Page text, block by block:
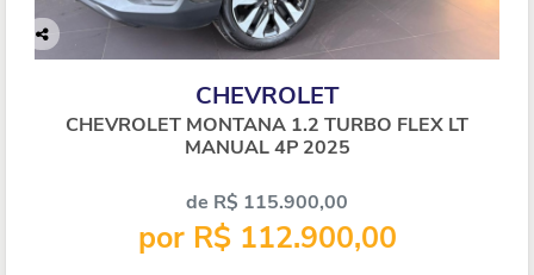
Co
CHEVROLET
CHEVROLET MONTANA 1.2 TURBO FLEX LT
MANUAL 4P 2025
de R$ 115.900,00
por R$ 112.900,00